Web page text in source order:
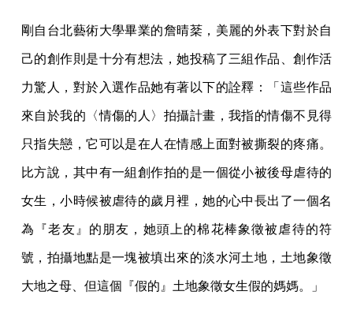
剛自台北藝術大學畢業的詹晴棻，美麗的外表下對於自
己的創作則是十分有想法，她投稿了三組作品、創作活
力驚人，對於入選作品她有著以下的詮釋：「這些作品
來自於我的〈情傷的人〉拍攝計畫，我指的情傷不見得
只指失戀，它可以是在人在情感上面對被撕裂的疼痛。
比方說，其中有一組創作拍的是一個從小被後母虐待的
女生，小時候被虐待的歲月裡，她的心中長出了一個名
為『老友』的朋友，她頭上的棉花棒象徵被虐待的符
號，拍攝地點是一塊被填出來的淡水河土地，土地象徵
大地之母、但這個『假的』土地象徵女生假的媽媽。」